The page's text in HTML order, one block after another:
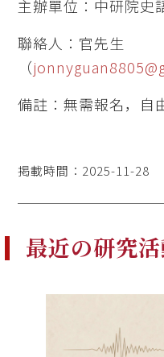
主辦單位：中研院史
聯絡人：官先生
（
備註：無需報名，自
掲載時間：2025-11-28
最近の研究